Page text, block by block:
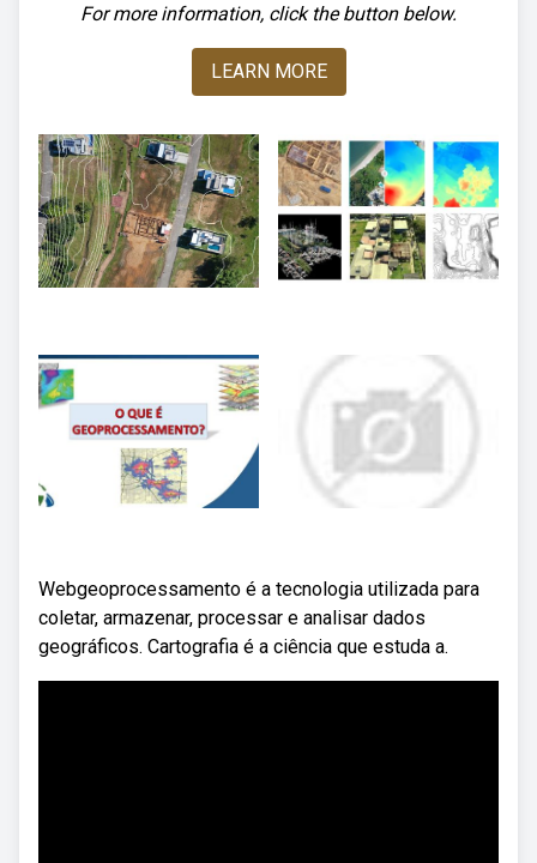
For more information, click the button below.
LEARN MORE
Webgeoprocessamento é a tecnologia utilizada para
coletar, armazenar, processar e analisar dados
geográficos. Cartografia é a ciência que estuda a.